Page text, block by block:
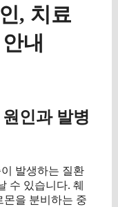
, 치료
내
인과 발병
발생하는 질환
수 있습니다. 췌
몬을 분비하는 중